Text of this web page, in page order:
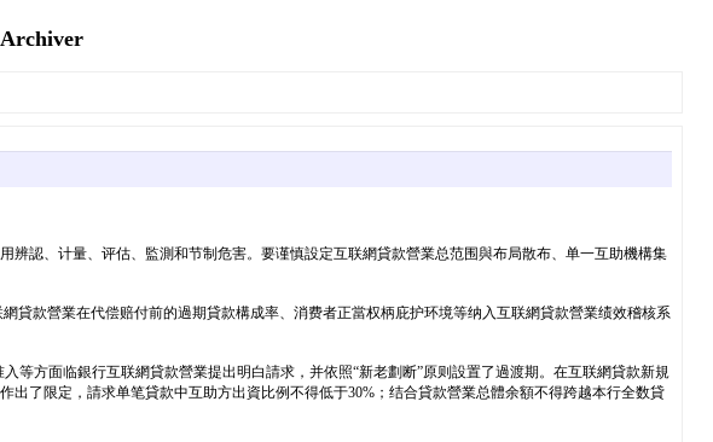
認、计量、评估、監測和节制危害。要谨慎設定互联網貸款營業总范围與布局散布、单一互助機構集
貸款營業在代偿赔付前的過期貸款構成率、消费者正當权柄庇护环境等纳入互联網貸款營業绩效稽核系
等方面临銀行互联網貸款營業提出明白請求，并依照“新老劃断”原则設置了過渡期。在互联網貸款新規
了限定，請求单笔貸款中互助方出資比例不得低于30%；结合貸款營業总體余額不得跨越本行全数貸